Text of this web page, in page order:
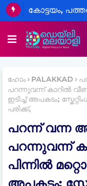
കോട്ടയം,
ഹോം PALAKKAD
പറന്നുവന്ന് കാറില്‍
ഇടിച്ച്‌ അപകടം;
പരിക്ക്,
പറന്ന് വന്ന
പറന്നുവന്ന്
പിന്നില്‍